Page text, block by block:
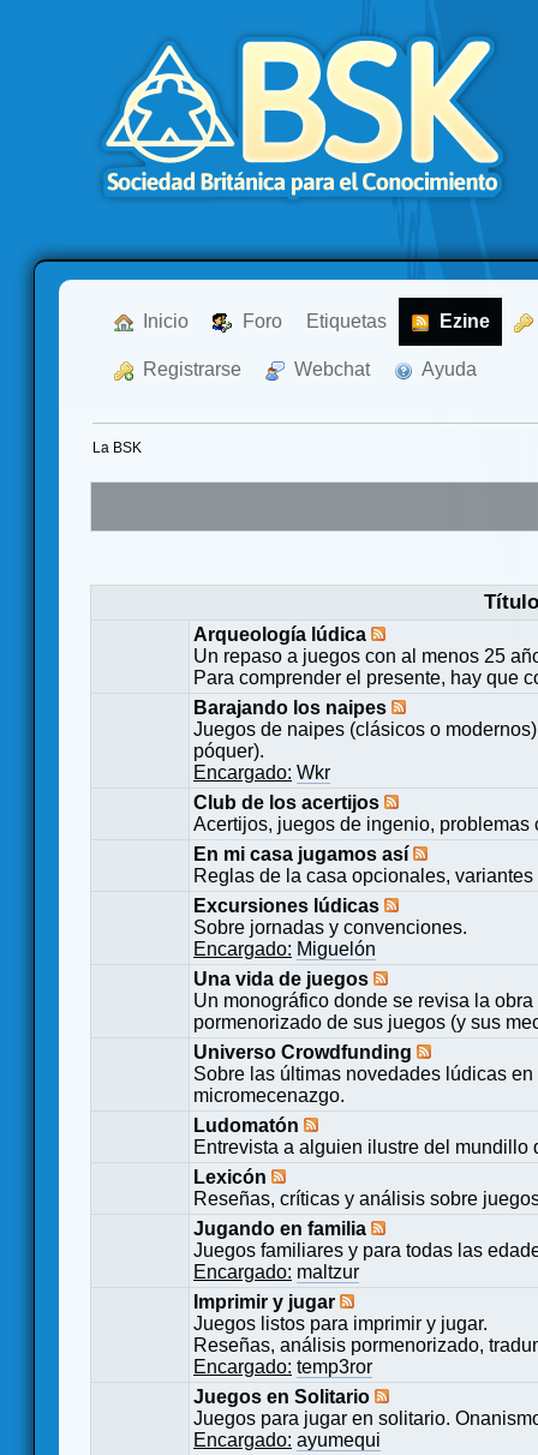
Inicio Foro Etiquetas Ezine
Registrarse Webchat Ayuda
La BSK
Título
Arqueología lúdica
Un repaso a juegos con al menos 25
Para comprender el presente, hay que
Barajando los naipes
Juegos de naipes (clásicos o
póquer).
Encargado: Wkr
Club de los acertijos
Acertijos, juegos de ingenio,
En mi casa jugamos así
Reglas de la casa opcionales,
Excursiones lúdicas
Sobre jornadas y convenciones.
Encargado: Miguelón
Una vida de juegos
Un monográfico donde se revisa la
pormenorizado de sus juegos (y sus
Universo Crowdfunding
Sobre las últimas novedades lúdicas
micromecenazgo.
Ludomatón
Entrevista a alguien ilustre del mundillo
Lexicón
Reseñas, críticas y análisis sobre
Jugando en familia
Juegos familiares y para todas las
Encargado: maltzur
Imprimir y jugar
Juegos listos para imprimir y jugar.
Reseñas, análisis pormenorizado,
Encargado: temp3ror
Juegos en Solitario
Juegos para jugar en solitario.
Encargado: ayumequi